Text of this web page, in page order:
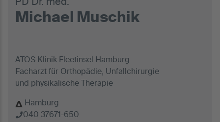
PD Dr. med.
Michael Muschik
ATOS Klinik Fleetinsel Hamburg
Facharzt für Orthopädie, Unfallchirurgie
und physikalische Therapie
Hamburg
040 37671-650